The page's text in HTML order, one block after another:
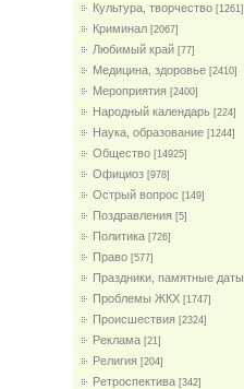
Культура, творчество [1261]
Криминал [2067]
Любимый край [77]
Медицина, здоровье [2410]
Мероприятия [2400]
Народный календарь [224]
Наука, образование [1244]
Общество [14925]
Официоз [978]
Острый вопрос [149]
Поздравления [5]
Политика [726]
Право [577]
Праздники, памятные даты
Проблемы ЖКХ [1747]
Проиcшествия [2324]
Реклама [21]
Религия [204]
Ретроспектива [342]